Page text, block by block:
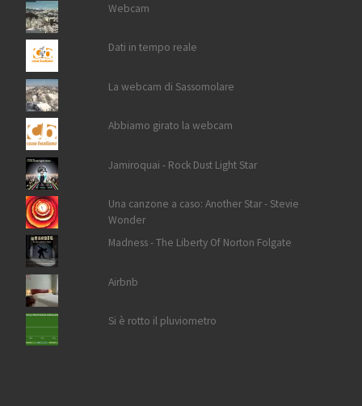
Webcam
Dati in tempo reale
La webcam di Sassomolare
Abbiamo girato la webcam
Jamiroquai - Rock Dust Light Star
Una canzone a caso: Another Star - Stevie
Wonder
Madness - The Liberty Of Norton Folgate
Airbnb
Si è rotto il pluviometro